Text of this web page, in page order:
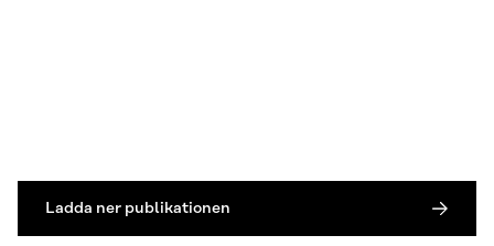
Ladda ner publikationen